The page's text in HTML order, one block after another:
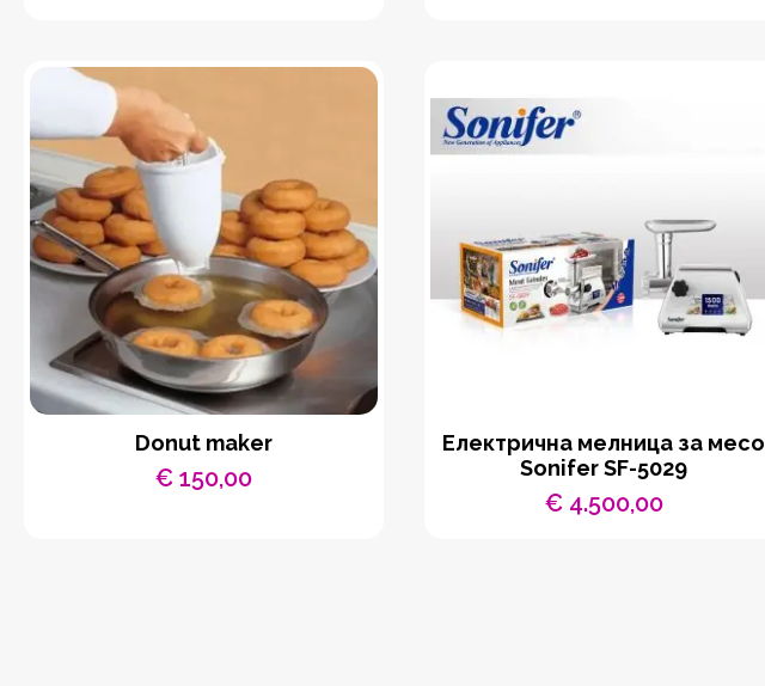
Donut maker
€ 150,00
Eлектрична мелница за месо
Sonifer SF-5029
€4.500,00